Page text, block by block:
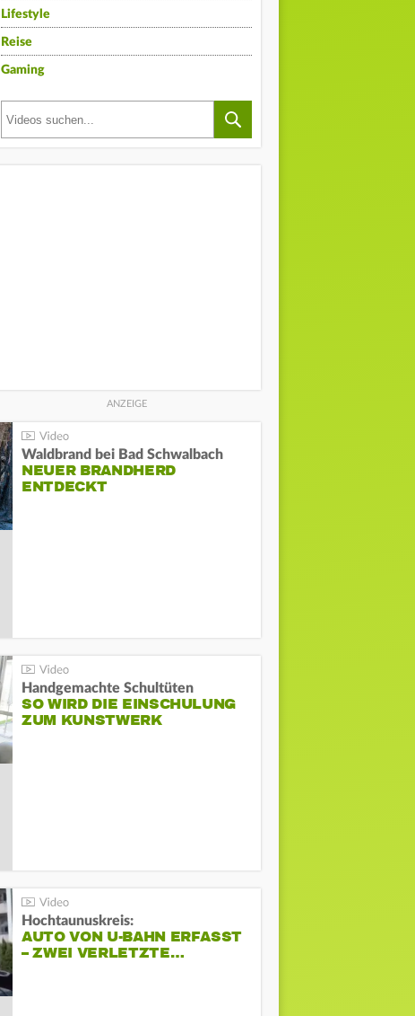
Lifestyle
Reise
Gaming
Waldbrand bei Bad Schwalbach
NEUER BRANDHERD
ENTDECKT
Handgemachte Schultüten
SO WIRD DIE EINSCHULUNG
ZUM KUNSTWERK
Hochtaunuskreis:
AUTO VON U-BAHN ERFASST
– ZWEI VERLETZTE…